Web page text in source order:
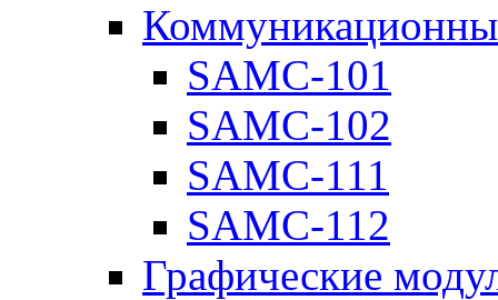
SAMC-101
SAMC-102
SAMC-111
SAMC-112
Графические